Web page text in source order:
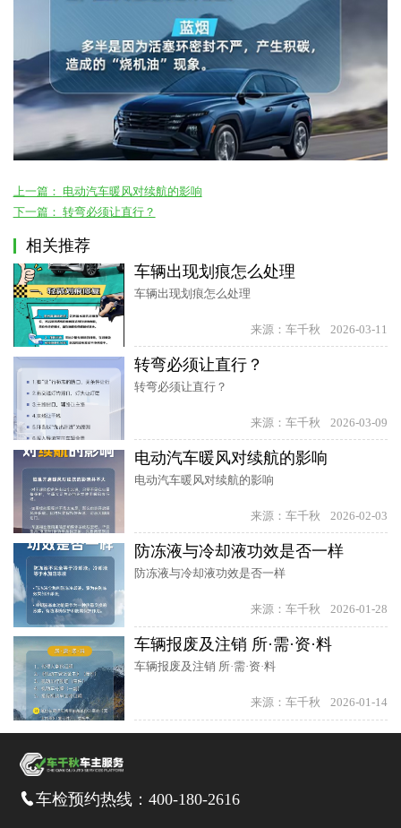
上一篇： 电动汽车暖风对续航的影响
下一篇： 转弯必须让直行？
相关推荐
车辆出现划痕怎么处理
车辆出现划痕怎么处理
来源：车千秋 2026-03-11
转弯必须让直行？
转弯必须让直行？
来源：车千秋 2026-03-09
电动汽车暖风对续航的影响
电动汽车暖风对续航的影响
来源：车千秋 2026-02-03
防冻液与冷却液功效是否一样
防冻液与冷却液功效是否一样
来源：车千秋 2026-01-28
车辆报废及注销 所·需·资·料
车辆报废及注销 所·需·资·料
来源：车千秋 2026-01-14
车检预约热线： 400-180-2616